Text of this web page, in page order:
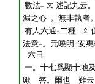
數法一 文 述記九云
漏之心一。無非執者
有人六通 二二種一 文
法意一。元曉明 二安
六日
一。十七爲顯十地
歟 答。爾也 難云